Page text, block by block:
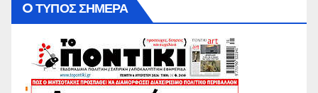
O ΤΥΠΟΣ ΣΗΜΕΡΑ